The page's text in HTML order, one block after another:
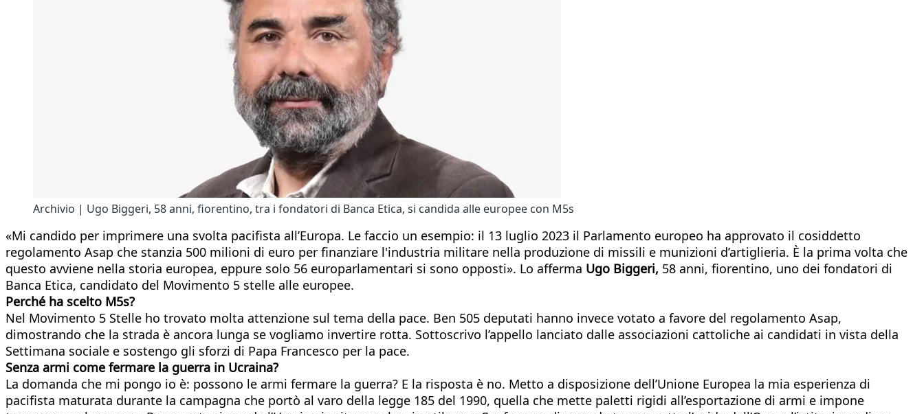
Archivio | Ugo Biggeri, 58 anni, fiorentino, tra i fondatori di Banca Etica, si candida alle europee con M5s
«Mi candido per imprimere una svolta pacifista all’Europa. Le faccio un esempio: il 13 luglio 2023 il Parlamento europeo ha approvato il cosiddetto
regolamento Asap che stanzia 500 milioni di euro per finanziare l'industria militare nella produzione di missili e munizioni d’artiglieria. È la prima volta che
questo avviene nella storia europea, eppure solo 56 europarlamentari si sono opposti». Lo afferma Ugo Biggeri, 58 anni, fiorentino, uno dei fondatori di
Banca Etica, candidato del Movimento 5 stelle alle europee.
Perché ha scelto M5s?
Nel Movimento 5 Stelle ho trovato molta attenzione sul tema della pace. Ben 505 deputati hanno invece votato a favore del regolamento Asap,
dimostrando che la strada è ancora lunga se vogliamo invertire rotta. Sottoscrivo l’appello lanciato dalle associazioni cattoliche ai candidati in vista della
Settimana sociale e sostengo gli sforzi di Papa Francesco per la pace.
Senza armi come fermare la guerra in Ucraina?
La domanda che mi pongo io è: possono le armi fermare la guerra? E la risposta è no. Metto a disposizione dell’Unione Europea la mia esperienza di
pacifista maturata durante la campagna che portò al varo della legge 185 del 1990, quella che mette paletti rigidi all’esportazione di armi e impone